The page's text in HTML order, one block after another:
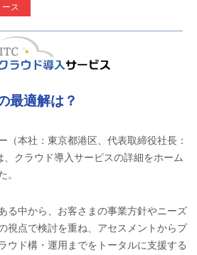
最適解は？
（本社：東京都港区、代表取締役社長：
クラウド導入サービスの詳細をホーム
。
る中から、お客さまの事業方針やニーズ
視点で検討を重ね、アセスメントからプ
ウド構・運用までをトータルに支援する